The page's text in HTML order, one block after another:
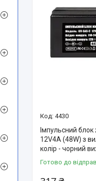
4430
Імпульсний
12V4A (48W) з
колір - чорний
Готово до